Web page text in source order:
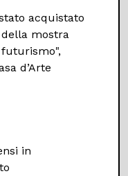
acquistato
mostra
futurismo",
d’Arte
in